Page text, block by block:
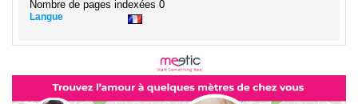
Nombre de pages indexées 0
Langue